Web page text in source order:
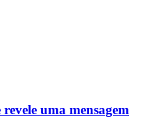
uma mensagem